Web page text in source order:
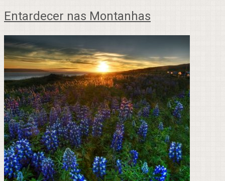
Entardecer nas Montanhas